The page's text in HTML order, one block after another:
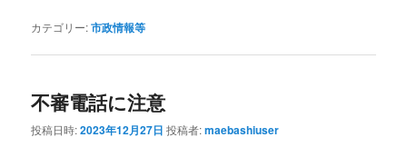
カテゴリー:市政情報等
不審電話に注意
投稿日時:2023年12月27日 投稿者:maebashiuser